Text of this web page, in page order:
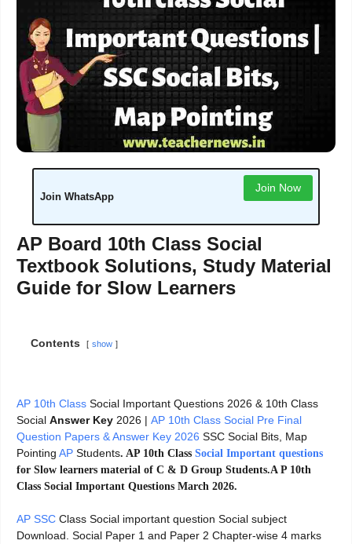
Join WhatsApp
Join Now
AP Board 10th Class Social
Textbook Solutions, Study Material
Guide for Slow Learners
Contents show
AP 10th Class Social Important Questions 2026 & 10th Class
Social Answer Key 2026 | AP 10th Class Social Pre Final
Question Papers & Answer Key 2026 SSC Social Bits, Map
Pointing AP Students. AP 10th Class Social Important questions
for Slow learners material of C & D Group Students.A P 10th
Class Social Important Questions March 2026.
AP SSC Class Social important question Social subject
Download. Social Paper 1 and Paper 2 Chapter-wise 4 marks